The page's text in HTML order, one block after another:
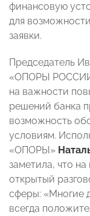
финансовую
для
заявки.
Председатель
«ОПОРЫ
на важности
решений банка
возможность
условиям.
«ОПОРЫ»
заметила, что
открытый
сферы: «Многие
всегда